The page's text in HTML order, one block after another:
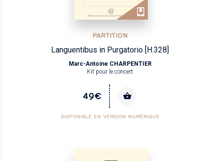
PARTITION
Languentibus in Purgatorio [H.328]
Marc-Antoine CHARPENTIER
Kit pour le concert
49€
DISPONIBLE EN VERSION NUMÉRIQUE